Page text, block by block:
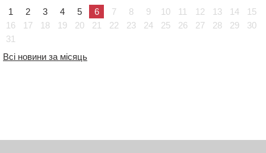
1
2 3 4 5 6 7 8 9 10 11 12 13 14
15
16
17 18 19 20 21 22 23 24 25 26 27 28 29
30
31
Всі новини за місяць